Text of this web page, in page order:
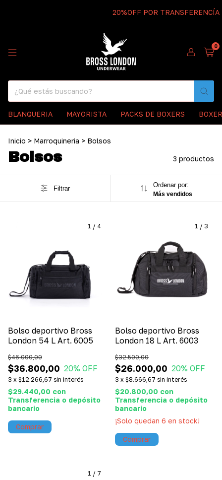
20%OFF POR
0
BLANQUERIA MAYORISTA PACKS DE BOXERS
Inicio > Marroquineria > Bolsos
Bolsos 3 productos
Filtrar Ordenar por:
Más vendidos
1 / 4
Bolso deportivo Bross
London 54 L Art. 6005
$36.800,00
$46.000,00
20% OFF
3 x $12.266,67 sin interés
$29.440,00 con
Transferencia o depósito
bancario
1 / 3
Bolso deportivo Bross
London 18 L Art. 6003
$26.000,00
$32.500,00
20% OFF
3 x $8.666,67 sin interés
$20.800,00 con
Transferencia o depósito
bancario
¡Solo quedan 6 en stock!
1 / 7